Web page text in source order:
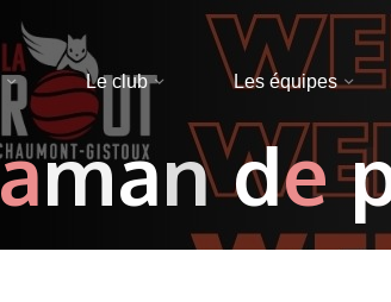
Le club Les équipes
man de